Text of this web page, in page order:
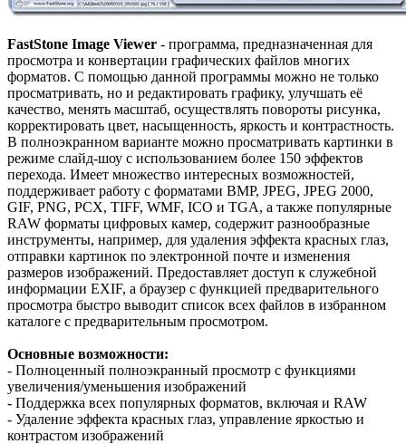
FastStone Image Viewer - программа, предназначенная для
просмотра и конвертации графических файлов многих
форматов. С помощью данной программы можно не только
просматривать, но и редактировать графику, улучшать её
качество, менять масштаб, осуществлять повороты рисунка,
корректировать цвет, насыщенность, яркость и контрастность.
В полноэкранном варианте можно просматривать картинки в
режиме слайд-шоу с использованием более 150 эффектов
перехода. Имеет множество интересных возможностей,
поддерживает работу с форматами BMP, JPEG, JPEG 2000,
GIF, PNG, PCX, TIFF, WMF, ICO и TGA, а также популярные
RAW форматы цифровых камер, содержит разнообразные
инструменты, например, для удаления эффекта красных глаз,
отправки картинок по электронной почте и изменения
размеров изображений. Предоставляет доступ к служебной
информации EXIF, а браузер с функцией предварительного
просмотра быстро выводит список всех файлов в избранном
каталоге с предварительным просмотром.
Основные возможности:
- Полноценный полноэкранный просмотр с функциями
увеличения/уменьшения изображений
- Поддержка всех популярных форматов, включая и RAW
- Удаление эффекта красных глаз, управление яркостью и
контрастом изображений